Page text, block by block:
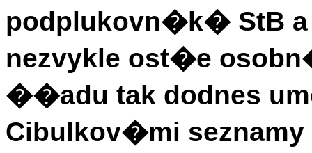
podplukovn�k� StB a
nezvykle ost�e
��adu tak dodnes
Cibulkov�mi